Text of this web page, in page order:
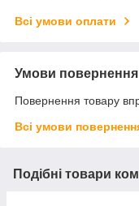
Всі умови оплати
Умови повернення
Повернення товару
Всі умови
Подібні товари